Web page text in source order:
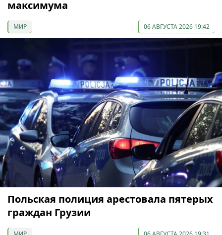
максимума
МИР 06 АВГУСТА 2026 19:42
Польская полиция арестовала пятерых
граждан Грузии